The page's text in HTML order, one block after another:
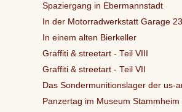
Spaziergang in Ebermannstadt
In der Motorradwerkstatt Garage 23
In einem alten Bierkeller
Graffiti & streetart - Teil VIII
Graffiti & streetart - Teil VII
Das Sondermunitionslager der us-
Panzertag im Museum Stammheim